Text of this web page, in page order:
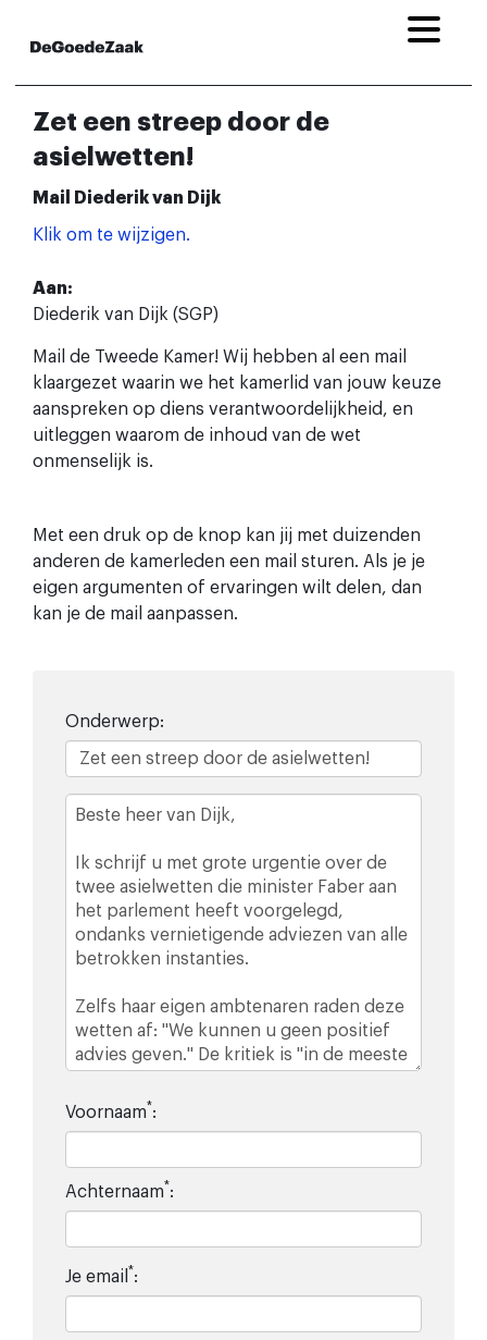
Zet een streep door de
asielwetten!
Mail Diederik van Dijk
Klik om te wijzigen.
Form
to
send
email
Aan:
Diederik van Dijk (SGP)
Mail de Tweede Kamer! Wij hebben al een mail
klaargezet waarin we het kamerlid van jouw keuze
aanspreken op diens verantwoordelijkheid, en
uitleggen waarom de inhoud van de wet
onmenselijk is.
Met een druk op de knop kan jij met duizenden
anderen de kamerleden een mail sturen. Als je je
eigen argumenten of ervaringen wilt delen, dan
kan je de mail aanpassen.
Onderwerp:
Email
Voornaam*:
Achternaam*:
Je email *: